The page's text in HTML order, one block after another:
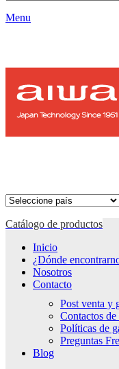
Menu
Catálogo de productos
Inicio
¿Dónde
Nosotros
Contacto
Post venta y
Contactos de
Políticas de
Preguntas
Blog